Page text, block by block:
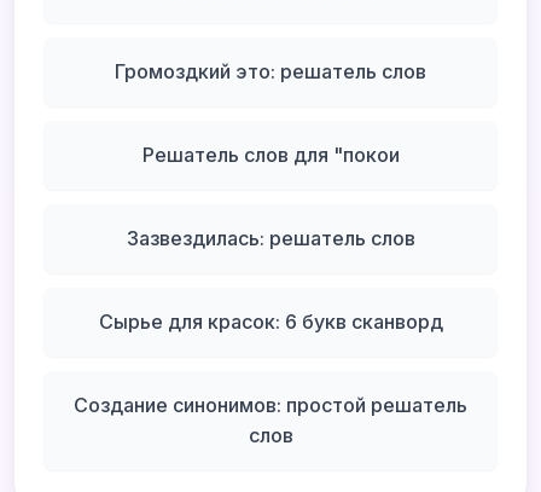
Громоздкий это: решатель слов
Решатель слов для "покои
Зазвездилась: решатель слов
Сырье для красок: 6 букв сканворд
Создание синонимов: простой решатель
слов